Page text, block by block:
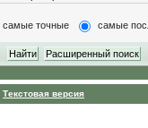
самые точные самые
Текстовая версия